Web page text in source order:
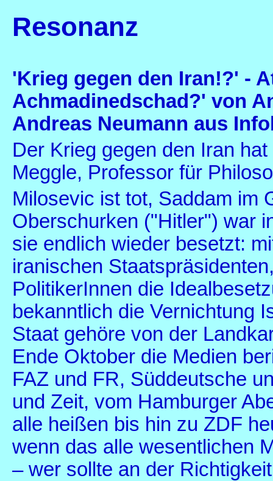
Resonanz
'Krieg gegen den Iran!?' -
Achmadinedschad?' von
Andreas Neumann aus
Der Krieg gegen den Iran
Meggle, Professor für
Milosevic ist tot, Saddam im
Oberschurken ("Hitler") war
sie endlich wieder besetzt:
iranischen
PolitikerInnen die
bekanntlich die Vernichtung
Staat gehöre von der
Ende Oktober die Medien
FAZ und FR, Süddeutsche
und Zeit, vom Hamburger
alle heißen bis hin zu ZDF
wenn das alle wesentlichen
– wer sollte an der